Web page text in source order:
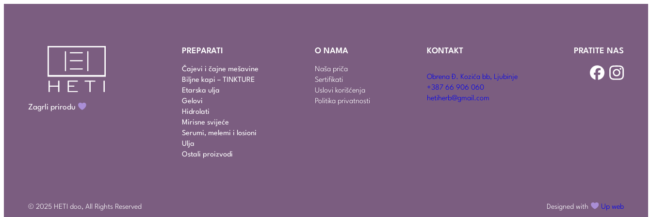
Zagrli prirodu
PREPARATI
Čajevi i čajne mešavine
Biljne kapi – TINKTURE
Etarska ulja
Gelovi
Hidrolati
Mirisne svijeće
Serumi, melemi i losioni
Ulja
Ostali proizvodi
O NAMA
Naša priča
Sertifikati
Uslovi korišćenja
Politika privatnosti
KONTAKT
Obrena Đ. Kozića bb, Ljubinje
+387 66 906 060
hetiherb@gmail.com
PRATITE NAS
© 2025 HETI doo, All Rights Reserved Designed with Up web